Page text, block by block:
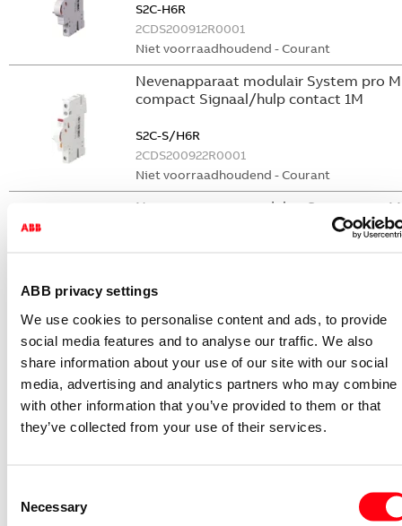
ABB privacy settings
We use cookies to personalise content and ads, to provide
social media features and to analyse our traffic. We also
share information about your use of our site with our social
media, advertising and analytics partners who may combine
with other information that you’ve provided to them or that
they’ve collected from your use of their services.
Selection
Necessary
S2C-H6R
2CDS200912R0001
Niet voorraadhoudend - Courant
Nevenapparaat modulair System pro M
compact Signaal/hulp contact 1M
S2C-S/H6R
2CDS200922R0001
Niet voorraadhoudend - Courant
Nevenapparaat modulair System pro M
Niet voorraadhoudend - Courant
Nevenapparaat modulair System pro M
compact Hulpcontact 1M+1V
S2C-H11L
2CDS200936R0001
Niet voorraadhoudend - Courant